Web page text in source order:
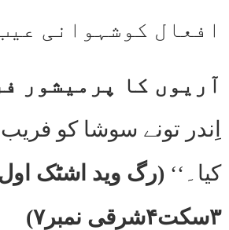
افعال کوشہوانی
آریوں کا پرمیشور
اِندر تونے سوشا کو
کیا۔‘‘ (رگ وید اشٹک
۳سکت۴شرقی نمبر۷)